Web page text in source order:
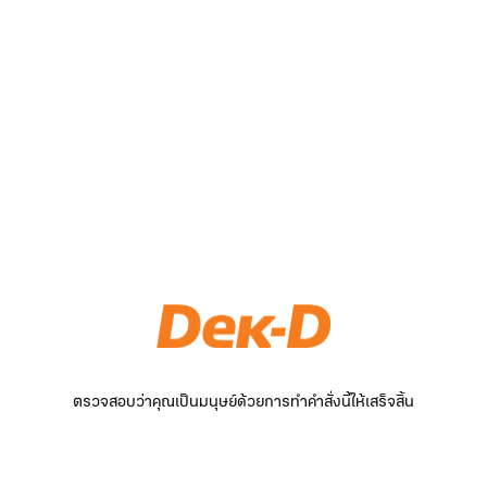
ตรวจสอบว่าคุณเป็นมนุษย์ด้วยการทำคำสั่งนี้ให้เสร็จสิ้น